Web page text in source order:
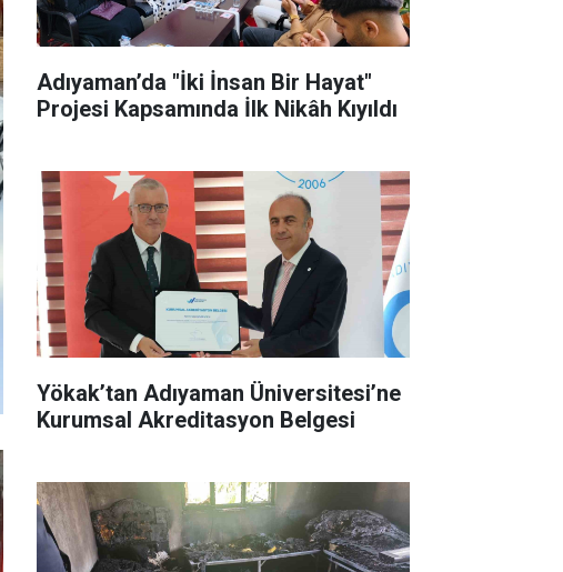
Adıyaman’da "İki İnsan Bir Hayat"
Projesi Kapsamında İlk Nikâh Kıyıldı
Yökak’tan Adıyaman Üniversitesi’ne
Kurumsal Akreditasyon Belgesi